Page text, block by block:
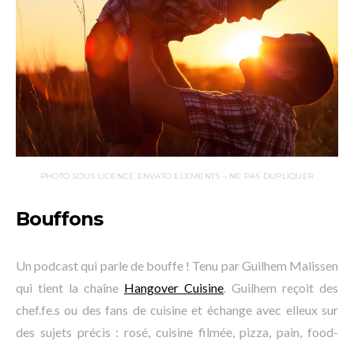
PHOTO SOUS LICENCE ENVATO ELEMENTS – NE PAS DUPLIQUER
Bouffons
Un podcast qui parle de bouffe ! Tenu par Guilhem Malissen
qui tient la chaîne Hangover Cuisine. Guilhem reçoit des
chef.fe.s ou des fans de cuisine et échange avec elleux sur
des sujets précis : rosé, cuisine filmée, pizza, pain, food-